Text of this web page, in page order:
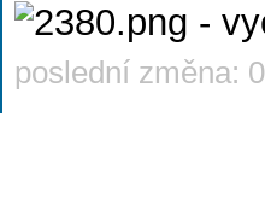
-
poslední změna: